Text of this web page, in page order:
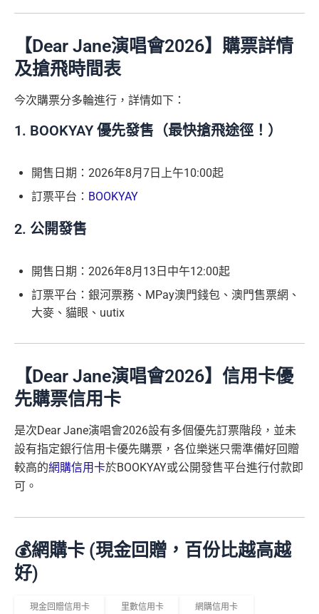
【Dear Jane演唱會2026】購票詳情
及搶飛時間表
今次購票分多輪進行，詳情如下：
1. BOOKYAY 優先發售（最快搶飛途徑！）
開售日期：2026年8月7日上午10:00起
訂票平台： BOOKYAY
2. 公開發售
開售日期：2026年8月13日中午12:00起
訂票平台：銀河票務、MPay澳門錢包、澳門售票網、
大麥、貓眼、uutix
【Dear Jane演唱會2026】信用卡優
先購票信用卡
是次Dear Jane演唱會2026設有多個優先訂票階段，並未
設有指定銀行信用卡優先購票，各位樂迷只需準備好回贈
較高的網購信用卡於BOOKYAY或公開發售平台進行付款即
可。
💰網購卡 (現金回贈，百份比越高越
好)
現金回贈信用卡 里數信用卡 網購信用卡